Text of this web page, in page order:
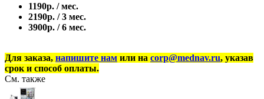
1190р. / мес.
2190р. / 3 мес.
3900р. / 6 мес.
Для заказа, напишите нам или на corp@mednav.ru, указав
срок и способ оплаты.
См. также